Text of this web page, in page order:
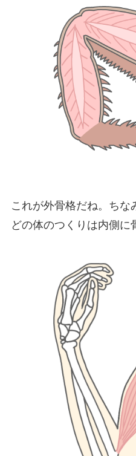
これが外骨格だね。ちな
どの体のつくりは内側に